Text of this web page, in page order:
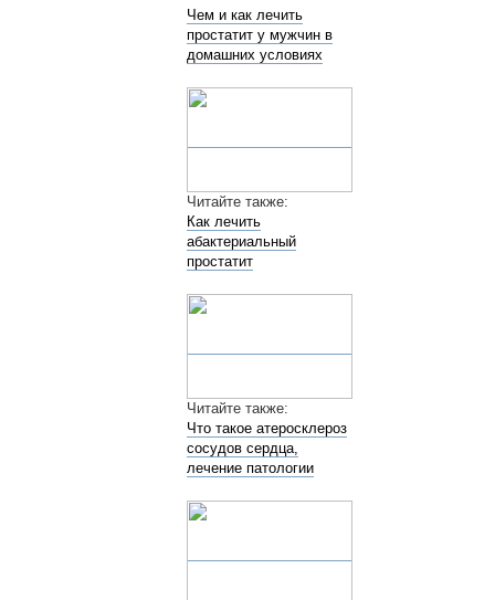
Чем и как лечить
простатит у мужчин в
домашних условиях
Читайте также:
Как лечить
абактериальный
простатит
Читайте также:
Что такое атеросклероз
сосудов сердца,
лечение патологии